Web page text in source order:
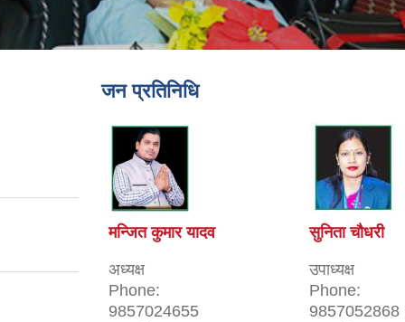
जन प्रतिनिधि
मन्जित कुमार यादव
अध्यक्ष
Phone:
9857024655
सुनिता चौधरी
उपाध्यक्ष
Phone:
9857052868